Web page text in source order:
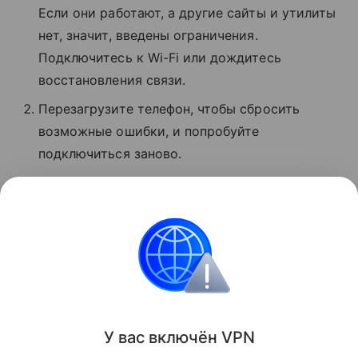
Если они работают, а другие сайты и утилиты
нет, значит, введены ограничения.
Подключитесь к Wi-Fi или дождитесь
восстановления связи.
Перезагрузите телефон, чтобы сбросить
возможные ошибки, и попробуйте
подключиться заново.
Обратитесь в поддержку оператора.
Поделиться
У вас включён VPN